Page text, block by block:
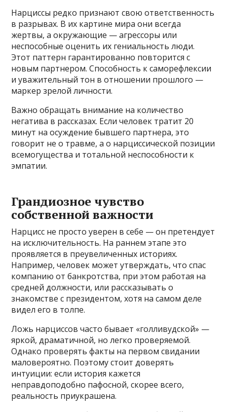
Нарциссы редко признают свою ответственность
в разрывах. В их картине мира они всегда
жертвы, а окружающие — агрессоры или
неспособные оценить их гениальность люди.
Этот паттерн гарантированно повторится с
новым партнером. Способность к саморефлексии
и уважительный тон в отношении прошлого —
маркер зрелой личности.
Важно обращать внимание на количество
негатива в рассказах. Если человек тратит 20
минут на осуждение бывшего партнера, это
говорит не о травме, а о нарциссической позиции
всемогущества и тотальной неспособности к
эмпатии.
Грандиозное чувство
собственной важности
Нарцисс не просто уверен в себе — он претендует
на исключительность. На раннем этапе это
проявляется в преувеличенных историях.
Например, человек может утверждать, что спас
компанию от банкротства, при этом работая на
средней должности, или рассказывать о
знакомстве с президентом, хотя на самом деле
видел его в толпе.
Ложь нарциссов часто бывает «голливудской» —
яркой, драматичной, но легко проверяемой.
Однако проверять факты на первом свидании
маловероятно. Поэтому стоит доверять
интуиции: если история кажется
неправдоподобно пафосной, скорее всего,
реальность приукрашена.